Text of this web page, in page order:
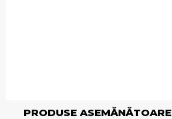
PRODUSE ASEMĂNĂTOARE